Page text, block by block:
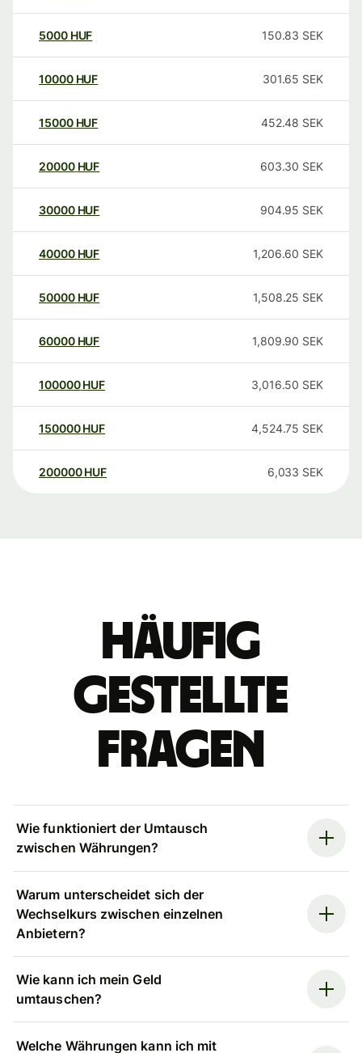
5000 HUF 150.83 SEK
10000 HUF 301.65 SEK
15000 HUF 452.48 SEK
20000 HUF 603.30 SEK
30000 HUF 904.95 SEK
40000 HUF 1,206.60 SEK
50000 HUF 1,508.25 SEK
60000 HUF 1,809.90 SEK
100000 HUF 3,016.50 SEK
150000 HUF 4,524.75 SEK
200000 HUF 6,033 SEK
Häufig
gestellte
Fragen
Wie funktioniert der Umtausch
zwischen Währungen?
Warum unterscheidet sich der
Wechselkurs zwischen einzelnen
Anbietern?
Wie kann ich mein Geld
umtauschen?
Welche Währungen kann ich mit